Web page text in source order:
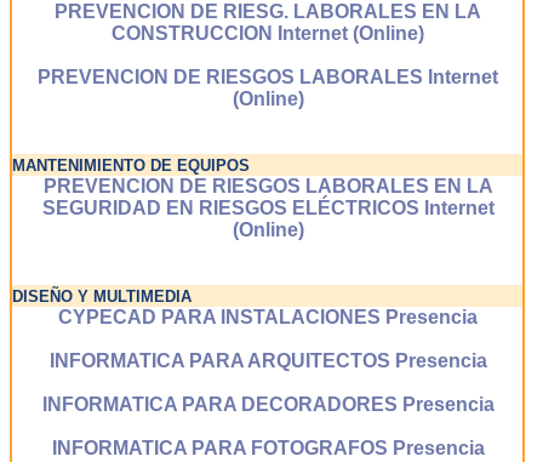
PREVENCION DE RIESG. LABORALES EN LA
CONSTRUCCION Internet (Online)
PREVENCION DE RIESGOS LABORALES Internet
(Online)
MANTENIMIENTO DE EQUIPOS
PREVENCION DE RIESGOS LABORALES EN LA
SEGURIDAD EN RIESGOS ELÉCTRICOS Internet
(Online)
DISEÑO Y MULTIMEDIA
CYPECAD PARA INSTALACIONES Presencia
INFORMATICA PARA ARQUITECTOS Presencia
INFORMATICA PARA DECORADORES Presencia
INFORMATICA PARA FOTOGRAFOS Presencia